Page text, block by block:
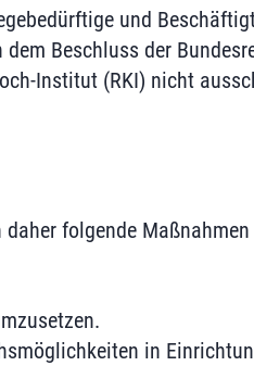
und
Beschluss der
Institut (RKI) nicht
folgende
in